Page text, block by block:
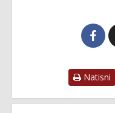
Natisni